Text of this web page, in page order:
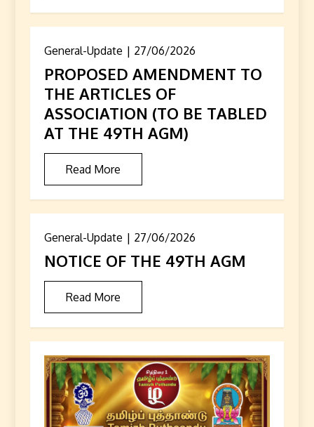
General-Update 27/06/2026
PROPOSED AMENDMENT TO
THE ARTICLES OF
ASSOCIATION (TO BE TABLED
AT THE 49TH AGM)
Read More
General-Update 27/06/2026
NOTICE OF THE 49TH AGM
Read More